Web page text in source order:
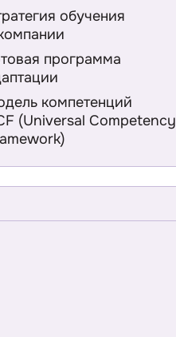
обучения
программа
компетенций
(Universal Competency